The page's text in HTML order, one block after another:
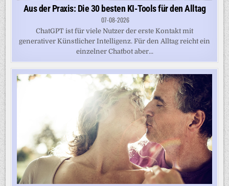
Aus der Praxis: Die 30 besten KI-Tools für den Alltag
07-08-2026
ChatGPT ist für viele Nutzer der erste Kontakt mit
generativer Künstlicher Intelligenz. Für den Alltag reicht ein
einzelner Chatbot aber...